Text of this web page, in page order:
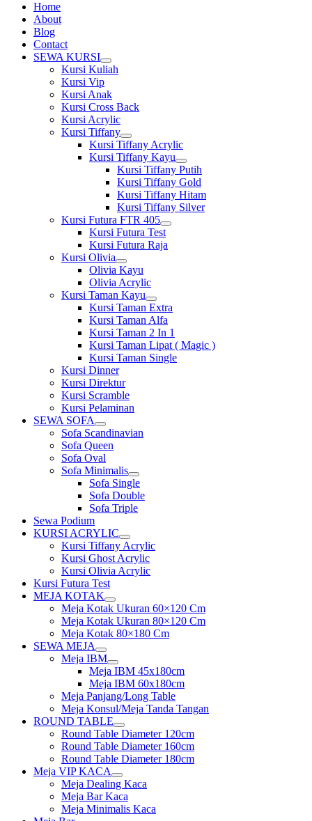
Home
About
Blog
Contact
SEWA KURSI
Show
sub
Kursi Kuliah
Kursi Vip
Kursi Anak
Kursi Cross Back
Kursi Acrylic
Kursi Tiffany
Show
sub
menu
Kursi Tiffany Acrylic
Kursi Tiffany Kayu
Show
sub
menu
Kursi Tiffany Putih
Kursi Tiffany Gold
Kursi Tiffany Hitam
Kursi Tiffany Silver
Kursi Futura FTR 405
Show
sub
menu
Kursi Futura Test
Kursi Futura Raja
Kursi Olivia
Show
sub
menu
Olivia Kayu
Olivia Acrylic
Kursi Taman Kayu
Show
sub
menu
Kursi Taman Extra
Kursi Taman Alfa
Kursi Taman 2 In 1
Kursi Taman Lipat ( Magic )
Kursi Taman Single
Kursi Dinner
Kursi Direktur
Kursi Scramble
Kursi Pelaminan
SEWA SOFA
Show
sub
menu
Sofa Scandinavian
Sofa Queen
Sofa Oval
Sofa Minimalis
Show
sub
menu
Sofa Single
Sofa Double
Sofa Triple
Sewa Podium
KURSI ACRYLIC
Show
sub
menu
Kursi Tiffany Acrylic
Kursi Ghost Acrylic
Kursi Olivia Acrylic
Kursi Futura Test
MEJA KOTAK
Show
sub
menu
Meja Kotak Ukuran 60×120 Cm
Meja Kotak Ukuran 80×120 Cm
Meja Kotak 80×180 Cm
SEWA MEJA
Show
sub
menu
Meja IBM
Show
sub
menu
Meja IBM 45x180cm
Meja IBM 60x180cm
Meja Panjang/Long Table
Meja Konsul/Meja Tanda Tangan
ROUND TABLE
Show
sub
menu
Round Table Diameter 120cm
Round Table Diameter 160cm
Round Table Diameter 180cm
Meja VIP KACA
Show
sub
menu
Meja Dealing Kaca
Meja Bar Kaca
Meja Minimalis Kaca